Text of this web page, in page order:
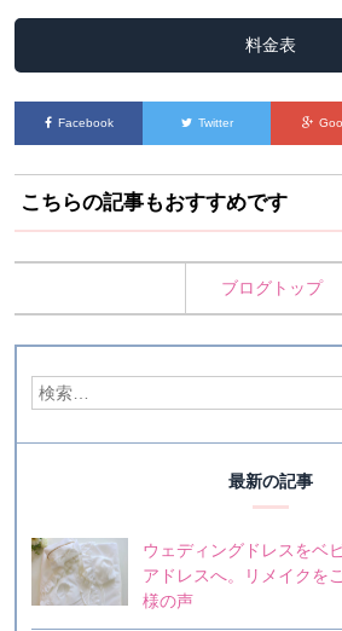
料金表
Facebook Twitter
こちらの記事もおすすめです
ブログトップ
最新の記事
ウェディングドレスをベ
アドレスへ。リメイクを
様の声